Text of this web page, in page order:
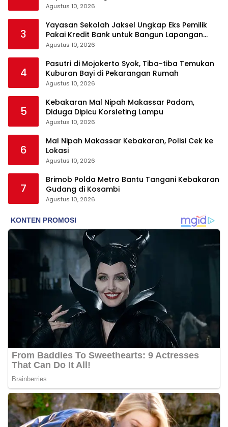
Agustus 10, 2026
3
Yayasan Sekolah Jaksel Ungkap Eks Pemilik
Pakai Kredit Bank untuk Bangun Lapangan
Padel
Agustus 10, 2026
4
Pasutri di Mojokerto Syok, Tiba-tiba Temukan
Kuburan Bayi di Pekarangan Rumah
Agustus 10, 2026
5
Kebakaran Mal Nipah Makassar Padam,
Diduga Dipicu Korsleting Lampu
Agustus 10, 2026
6
Mal Nipah Makassar Kebakaran, Polisi Cek ke
Lokasi
Agustus 10, 2026
7
Brimob Polda Metro Bantu Tangani Kebakaran
Gudang di Kosambi
Agustus 10, 2026